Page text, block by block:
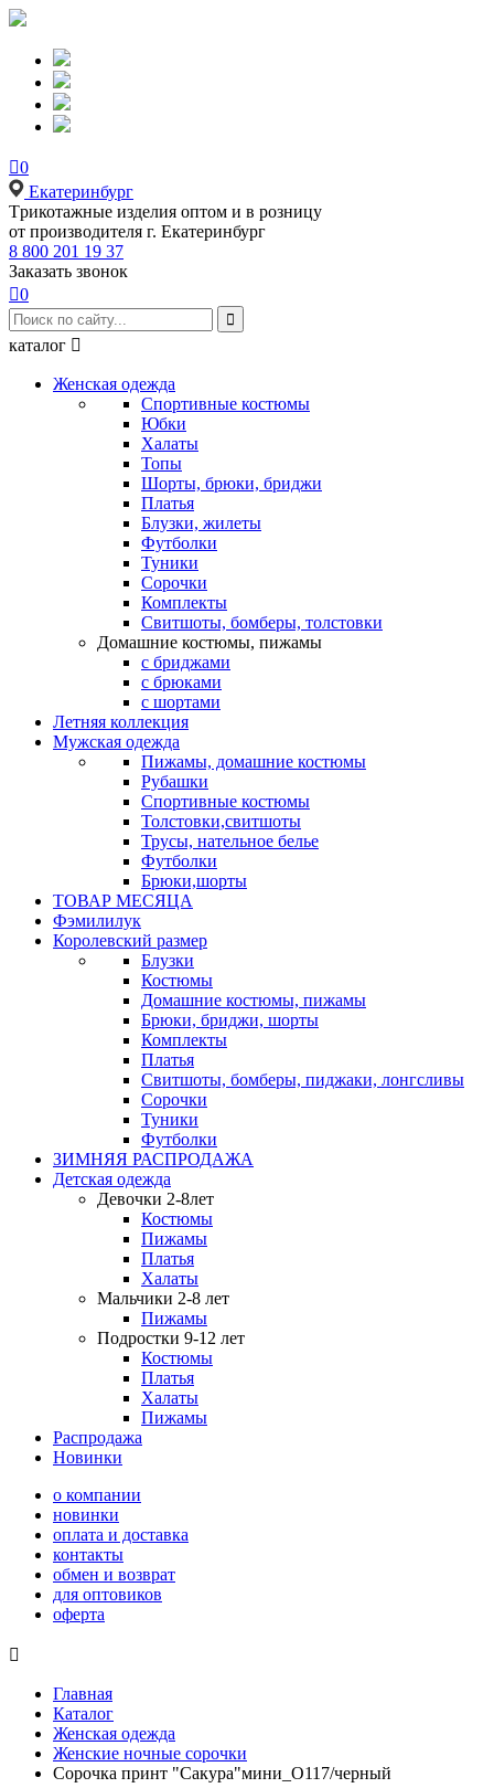
0
Екатеринбург
Tрикотажные изделия оптом и в розницу
от производителя г. Екатеринбург
8 800 201 19 37
Заказать звонок
0

каталог 
Женская одежда
Спортивные костюмы
Юбки
Халаты
Топы
Шорты, брюки, бриджи
Платья
Блузки, жилеты
Футболки
Туники
Сорочки
Комплекты
Свитшоты, бомберы, толстовки
Домашние костюмы, пижамы
с бриджами
с брюками
с шортами
Летняя коллекция
Мужская одежда
Пижамы, домашние костюмы
Рубашки
Спортивные костюмы
Толстовки,свитшоты
Трусы, нательное белье
Футболки
Брюки,шорты
ТОВАР МЕСЯЦА
Фэмилилук
Королевский размер
Блузки
Костюмы
Домашние костюмы, пижамы
Брюки, бриджи, шорты
Комплекты
Платья
Свитшоты, бомберы, пиджаки, лонгсливы
Сорочки
Туники
Футболки
ЗИМНЯЯ РАСПРОДАЖА
Детская одежда
Девочки 2-8лет
Костюмы
Пижамы
Платья
Халаты
Мальчики 2-8 лет
Пижамы
Подростки 9-12 лет
Костюмы
Платья
Халаты
Пижамы
Распродажа
Новинки
о компании
новинки
оплата и доставка
контакты
обмен и возврат
для оптовиков
оферта

Главная
Каталог
Женская одежда
Женские ночные сорочки
Сорочка принт "Сакура"мини_О117/черный